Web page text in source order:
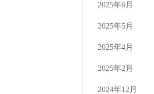
2025年6月
2025年5月
2025年4月
2025年2月
2024年12月